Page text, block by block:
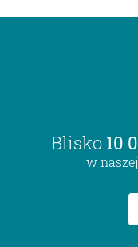
Blisko 10
w